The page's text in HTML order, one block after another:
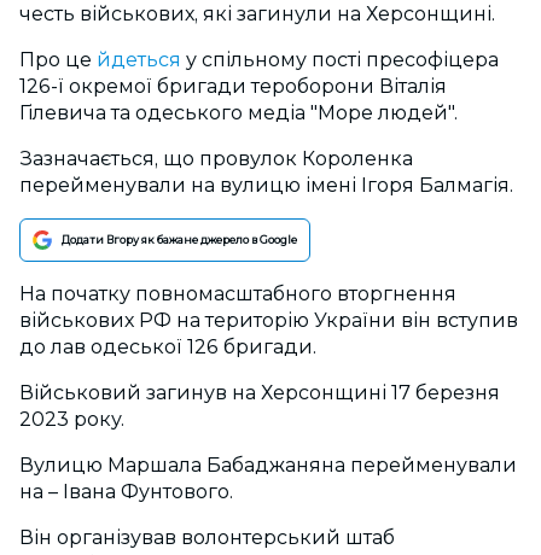
честь військових, які загинули на Херсонщині.
Про це йдеться у спільному пості пресофіцера
126-ї окремої бригади тероборони Віталія
Гілевича та одеського медіа "Море людей".
Зазначається, що провулок Короленка
перейменували на вулицю імені Ігоря Балмагія.
Додати Вгору як бажане джерело в Google
На початку повномасштабного вторгнення
військових РФ на територію України він вступив
до лав одеської 126 бригади.
Військовий загинув на Херсонщині 17 березня
2023 року.
Вулицю Маршала Бабаджаняна перейменували
на – Івана Фунтового.
Він організував волонтерський штаб